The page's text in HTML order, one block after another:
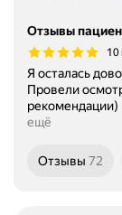
Отзывы
10
Я осталась
Провели
ещё
Отзывы 72